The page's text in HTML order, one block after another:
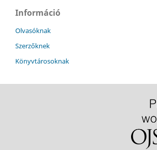
Információ
Olvasóknak
Szerzőknek
Könyvtárosoknak